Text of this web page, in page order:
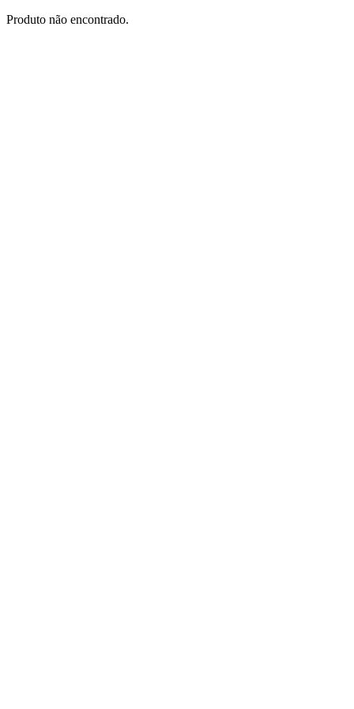
Produto não encontrado.